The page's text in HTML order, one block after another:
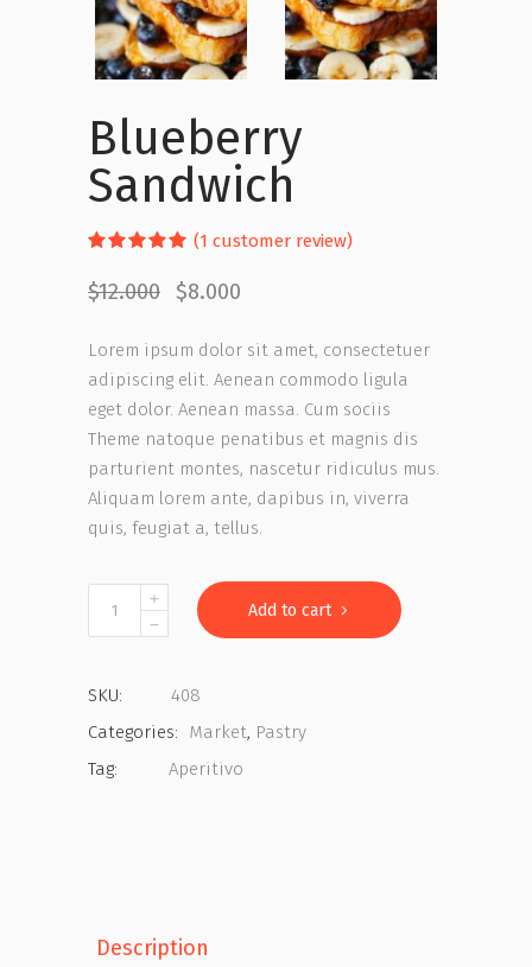
Blueberry
Sandwich
Rated
of 5
1
customer
rating
(1 customer review)
$12.000 $8.000
Lorem ipsum dolor sit amet, consectetuer
adipiscing elit. Aenean commodo ligula
eget dolor. Aenean massa. Cum sociis
Theme natoque penatibus et magnis dis
parturient montes, nascetur ridiculus mus.
Aliquam lorem ante, dapibus in, viverra
quis, feugiat a, tellus.
Blueberry
Sandwich
quantity
Add to cart
SKU:
408
Categories:
Market, Pastry
Tag:
Aperitivo
Description